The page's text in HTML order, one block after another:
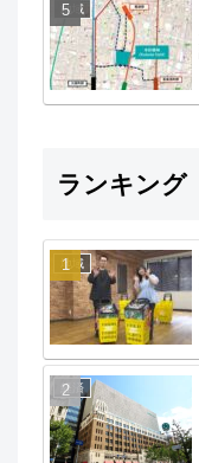
地域
ランキング
地域
経済